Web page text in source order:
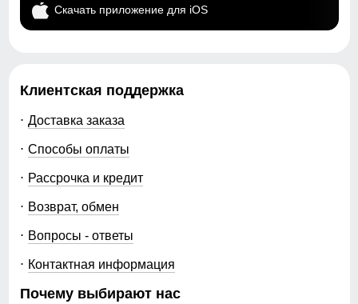
Скачать приложение для iOS
Клиентская поддержка
Доставка заказа
Способы оплаты
Рассрочка и кредит
Возврат, обмен
Вопросы - ответы
Контактная информация
Почему выбирают нас